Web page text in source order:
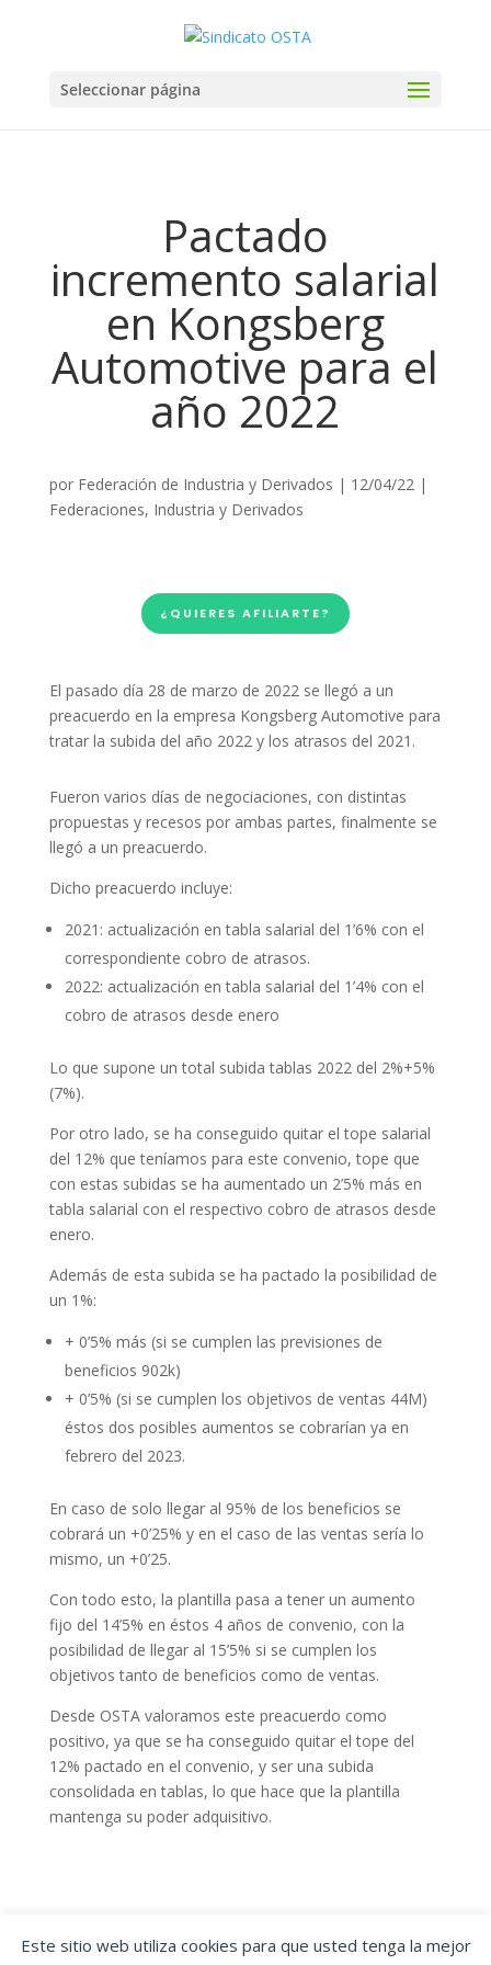
Este sitio web utiliza cookies para que usted tenga la mejor
Seleccionar página
Pactado
incremento salarial
en Kongsberg
Automotive para el
año 2022
por Federación de Industria y Derivados | 12/04/22|
Federaciones, Industria y Derivados
¿QUIERES AFILIARTE?
El pasado día 28 de marzo de 2022 se llegó a un
preacuerdo en la empresa Kongsberg Automotive para
tratar la subida del año 2022 y los atrasos del 2021.
Fueron varios días de negociaciones, con distintas
propuestas y recesos por ambas partes, finalmente se
llegó a un preacuerdo.
Dicho preacuerdo incluye:
2021: actualización en tabla salarial del 1’6% con el
correspondiente cobro de atrasos.
2022: actualización en tabla salarial del 1’4% con el
cobro de atrasos desde enero
Lo que supone un total subida tablas 2022 del 2%+5%
(7%).
Por otro lado, se ha conseguido quitar el tope salarial
del 12% que teníamos para este convenio, tope que
con estas subidas se ha aumentado un 2’5% más en
tabla salarial con el respectivo cobro de atrasos desde
enero.
Además de esta subida se ha pactado la posibilidad de
un 1%:
+ 0’5% más (si se cumplen las previsiones de
beneficios 902k)
+ 0’5% (si se cumplen los objetivos de ventas 44M)
éstos dos posibles aumentos se cobrarían ya en
febrero del 2023.
En caso de solo llegar al 95% de los beneficios se
cobrará un +0’25% y en el caso de las ventas sería lo
mismo, un +0’25.
Con todo esto, la plantilla pasa a tener un aumento
fijo del 14’5% en éstos 4 años de convenio, con la
posibilidad de llegar al 15’5% si se cumplen los
objetivos tanto de beneficios como de ventas.
Desde OSTA valoramos este preacuerdo como
positivo, ya que se ha conseguido quitar el tope del
12% pactado en el convenio, y ser una subida
consolidada en tablas, lo que hace que la plantilla
mantenga su poder adquisitivo.